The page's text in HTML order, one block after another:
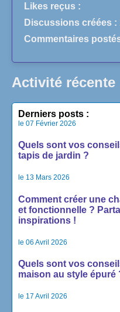
Likes reçus :
Discussions créées :
Commentaires
Activité récente
Derniers posts :
le 07 Février 2026
Quels sont vos
tapis de jardin ?
le 13 Mars 2026
Comment créer une
et fonctionnelle ?
inspirations !
le 06 Avril 2026
Quels sont vos
maison au style épuré
le 17 Avril 2026